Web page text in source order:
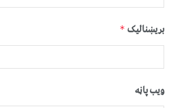
بریښنالیک *
ویب پاڼه